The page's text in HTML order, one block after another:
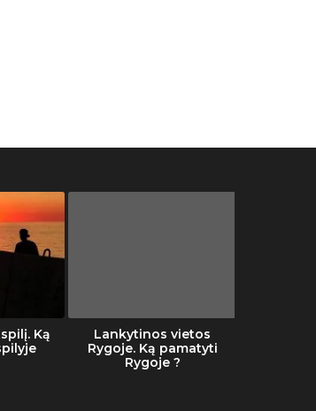
Ką
Lankytinos vietos
Rygoje. Ką pamatyti
Rygoje ?